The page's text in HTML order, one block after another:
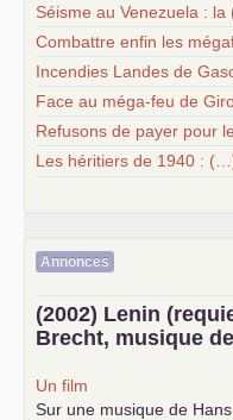
Séisme au Venezuela :
Combattre enfin les
Incendies Landes de
Face au méga-feu de
Refusons de payer pour
Les héritiers de 1940 :
Annonces
(2002) Lenin
Brecht, musique
Un film
Sur une musique de